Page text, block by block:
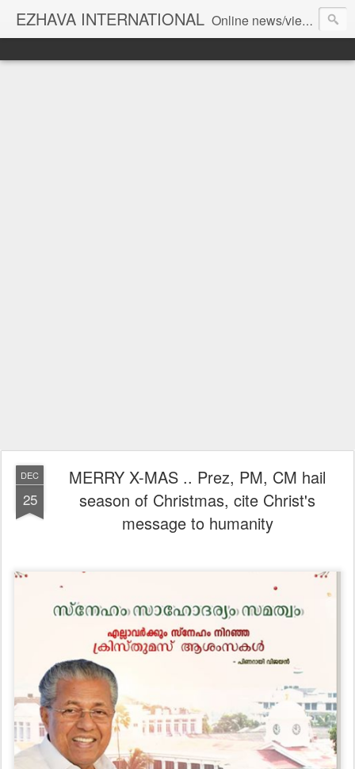
EZHAVA INTERNATIONAL Online news/views JOURNAL... Connecting the community worldwide Editorial Director: Prem Chandran
DEC
25
MERRY X-MAS .. Prez, PM, CM hail
season of Christmas, cite Christ's
message to humanity